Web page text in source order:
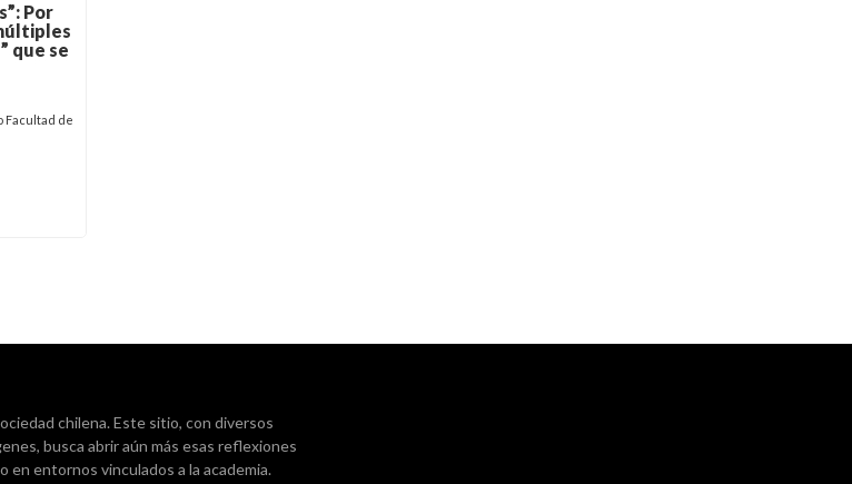
Por
que se
Facultad de
chilena. Este sitio, con diversos
busca abrir aún más esas reflexiones
entornos vinculados a la academia.